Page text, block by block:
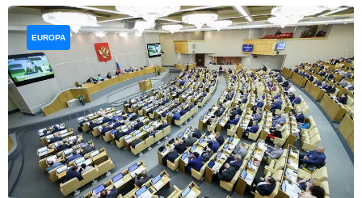
EUROPA